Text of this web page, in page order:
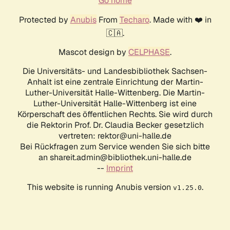
Protected by AnubisFrom Techaro. Made with ❤️ in
🇨🇦.
Mascot design by CELPHASE.
Die Universitäts- und Landesbibliothek Sachsen-
Anhalt ist eine zentrale Einrichtung der Martin-
Luther-Universität Halle-Wittenberg. Die Martin-
Luther-Universität Halle-Wittenberg ist eine
Körperschaft des öffentlichen Rechts. Sie wird durch
die Rektorin Prof. Dr. Claudia Becker gesetzlich
vertreten: rektor@uni-halle.de
Bei Rückfragen zum Service wenden Sie sich bitte
an shareit.admin@bibliothek.uni-halle.de
-- Imprint
This website is running Anubis version v1.25.0.